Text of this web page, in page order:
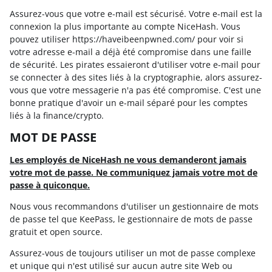
Assurez-vous que votre e-mail est sécurisé. Votre e-mail est la
connexion la plus importante au compte NiceHash. Vous
pouvez utiliser https://haveibeenpwned.com/ pour voir si
votre adresse e-mail a déjà été compromise dans une faille
de sécurité. Les pirates essaieront d'utiliser votre e-mail pour
se connecter à des sites liés à la cryptographie, alors assurez-
vous que votre messagerie n'a pas été compromise. C'est une
bonne pratique d'avoir un e-mail séparé pour les comptes
liés à la finance/crypto.
MOT DE PASSE
Les employés de NiceHash ne vous demanderont jamais
votre mot de passe. Ne communiquez jamais votre mot de
passe à quiconque.
Nous vous recommandons d'utiliser un gestionnaire de mots
de passe tel que KeePass, le gestionnaire de mots de passe
gratuit et open source.
Assurez-vous de toujours utiliser un mot de passe complexe
et unique qui n'est utilisé sur aucun autre site Web ou